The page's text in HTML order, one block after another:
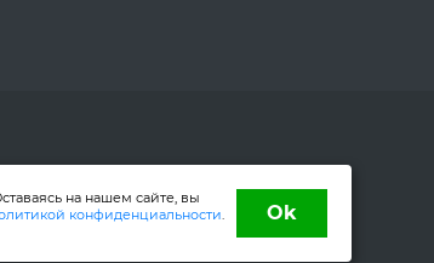
на нашем сайте, вы
конфиденциальности. Ok